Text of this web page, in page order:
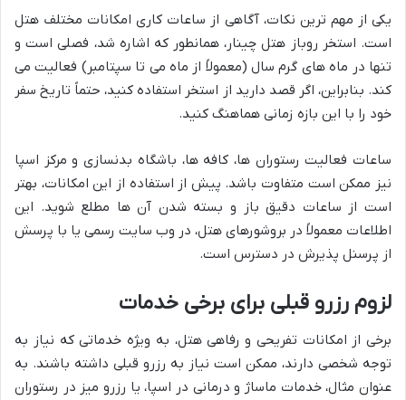
یکی از مهم ترین نکات، آگاهی از ساعات کاری امکانات مختلف هتل
است. استخر روباز هتل چینار، همانطور که اشاره شد، فصلی است و
تنها در ماه های گرم سال (معمولاً از ماه می تا سپتامبر) فعالیت می
کند. بنابراین، اگر قصد دارید از استخر استفاده کنید، حتماً تاریخ سفر
خود را با این بازه زمانی هماهنگ کنید.
ساعات فعالیت رستوران ها، کافه ها، باشگاه بدنسازی و مرکز اسپا
نیز ممکن است متفاوت باشد. پیش از استفاده از این امکانات، بهتر
است از ساعات دقیق باز و بسته شدن آن ها مطلع شوید. این
اطلاعات معمولاً در بروشورهای هتل، در وب سایت رسمی یا با پرسش
از پرسنل پذیرش در دسترس است.
لزوم رزرو قبلی برای برخی خدمات
برخی از امکانات تفریحی و رفاهی هتل، به ویژه خدماتی که نیاز به
توجه شخصی دارند، ممکن است نیاز به رزرو قبلی داشته باشند. به
عنوان مثال، خدمات ماساژ و درمانی در اسپا، یا رزرو میز در رستوران